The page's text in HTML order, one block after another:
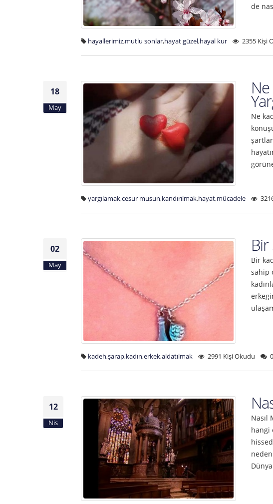
de
hayallerimiz,mutlu sonlar,hayat güzel,hayal kur 2355 Kişi
18
May
Ne
Ne
yargılamak,cesur musun,kandırılmak,hayat,mücadele
02
May
Bir
sahip
kadeh,şarap,kadın,erkek,aldatılmak 2991 Kişi Okudu
12
Nis
Nasıl
hangi